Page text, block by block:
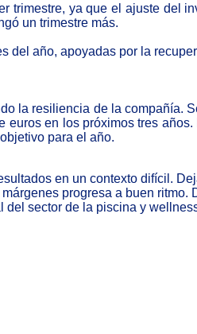
ya que el ajuste del
un trimestre más.
del año, apoyadas por la
la resiliencia de la compañía.
en los próximos tres
para el año.
en un contexto difícil.
progresa a buen
sector de la piscina y